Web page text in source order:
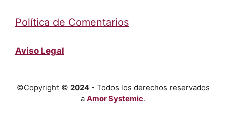
Política de Comentarios
Aviso Legal
©Copyright © 2024- Todos los derechos reservados
a Amor Systemic.